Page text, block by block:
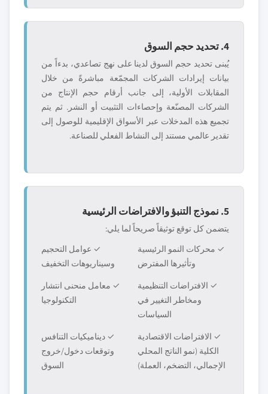
4. تحديد حجم السوق
يُبنى تحديد حجم السوق لدينا على نهج تصاعدي، بدءاً من
بيانات إيرادات الشركات المجمّعة مباشرةً من خلال
المقابلات الأولية، إلى جانب أرقام حجم الإنتاج من
الشركات المصنّعة وإحصاءات التثبيت أو النشر. ثم يتم
تجميع هذه المدخلات عبر الأسواق الإقليمية للوصول إلى
تقدير عالمي مستند إلى النشاط الفعلي للصناعة.
5. نموذج التنبؤ والافتراضات الرئيسية
يتضمن كل توقع توثيقاً صريحاً لما يلي:
✓ محركات النمو الرئيسية
وتأثيرها المفترض
✓ عوامل التحجيم
وسيناريوهات التخفيف
✓ الافتراضات التنظيمية
ومخاطر التغيير في
السياسات
✓ معامل منحنى انتشار
التكنولوجيا
✓ الافتراضات الاقتصادية
الكلية (نمو الناتج المحلي
الإجمالي، التضخم، العملة)
✓ ديناميكيات التنافس
وتوقعات دخول/خروج
السوق